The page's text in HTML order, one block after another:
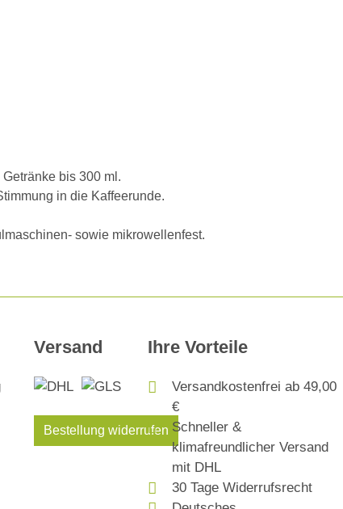
bis 300 ml.
in die Kaffeerunde.
sowie mikrowellenfest.
Versand
Bestellung widerrufen
Ihre Vorteile
Versandkostenfrei ab 49,00
€
Schneller &
klimafreundlicher Versand
mit DHL
30 Tage Widerrufsrecht